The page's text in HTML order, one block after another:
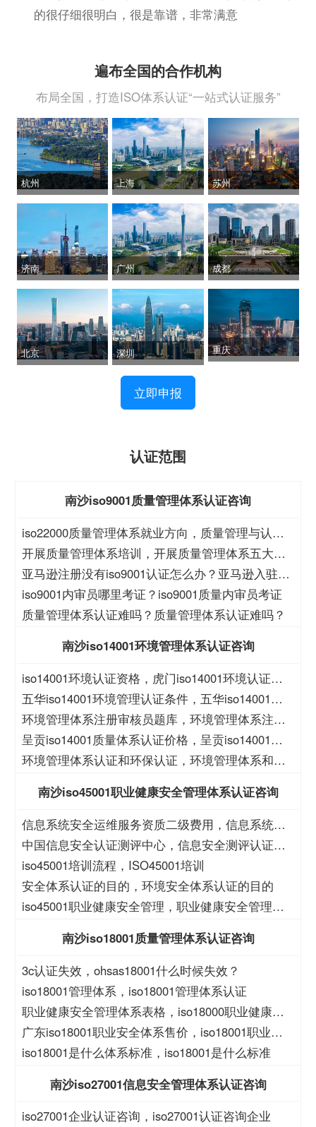
的很仔细很明白，很是靠谱，非常满意
遍布全国的合作机构
布局全国，打造ISO体系认证“一站式认证服务”
杭州
济南
北京
上海
广州
深圳
苏州
成都
重庆
立即申报
认证范围
南沙iso9001质量管理体系认证咨询
iso22000质量管理体系就业方向，质量管理与认证
就业方向
开展质量管理体系培训，开展质量管理体系五大过
程培训
亚马逊注册没有iso9001认证怎么办？亚马逊入驻没
有iso9001怎么办？
iso9001内审员哪里考证？iso9001质量内审员考证
质量管理体系认证难吗？质量管理体系认证难吗？
南沙iso14001环境管理体系认证咨询
iso14001环境认证资格，虎门iso14001环境认证资
格
五华iso14001环境管理认证条件，五华iso14001环
境管理认证价格
环境管理体系注册审核员题库，环境管理体系注册
审核员考试题库
呈贡iso14001质量体系认证价格，呈贡iso14001质
量体系认证
环境管理体系认证和环保认证，环境管理体系和环
南沙iso45001职业健康安全管理体系认证咨询
信息系统安全运维服务资质二级费用，信息系统安
全运维服务资质二级
中国信息安全认证测评中心，信息安全测评认证中
心
iso45001培训流程，ISO45001培训
安全体系认证的目的，环境安全体系认证的目的
iso45001职业健康安全管理，职业健康安全管理
南沙iso18001质量管理体系认证咨询
3c认证失效，ohsas18001什么时候失效？
iso18001管理体系，iso18001管理体系认证
职业健康安全管理体系表格，iso18000职业健康安
全管理体系表格
广东iso18001职业安全体系售价，iso18001职业安
全体系售价
iso18001是什么体系标准，iso18001是什么标准
南沙iso27001信息安全管理体系认证咨询
iso27001企业认证咨询，iso27001认证咨询企业